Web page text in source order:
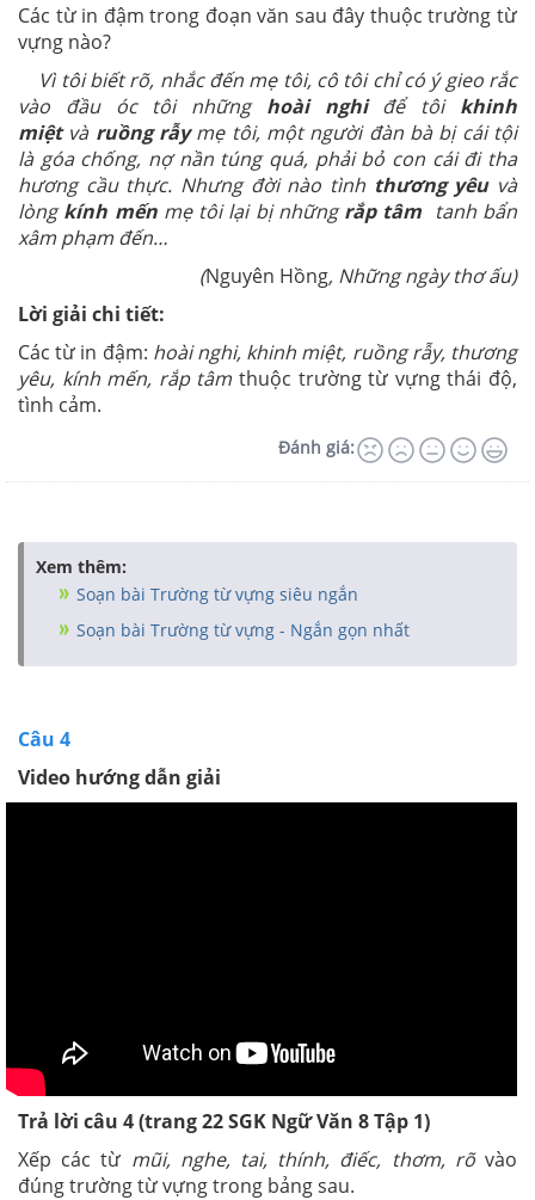
Các từ in đậm trong đoạn văn sau đây thuộc trường từ
vựng nào?
Vì tôi biết rõ, nhắc đến mẹ tôi, cô tôi chỉ có ý gieo rắc
vào đầu óc tôi những hoài nghiđể tôi khinh
miệtvà ruồng rẫymẹ tôi, một người đàn bà bị cái tội
là góa chống, nợ nần túng quá, phải bỏ con cái đi tha
hương cầu thực. Nhưng đời nào tình thương yêuvà
lòngkính mếnmẹ tôi lại bị nhữngrắp tâm tanh bẩn
xâm phạm đến…
(Nguyên Hồng, Những ngày thơ ấu)
Lời giải chi tiết:
Các từ in đậm: hoài nghi, khinh miệt, ruồng rẫy, thương
yêu, kính mến, rắp tâm thuộc trường từ vựng thái độ,
tình cảm.
Đánh giá:
Xem thêm:
Soạn bài Trường từ vựng siêu ngắn
Soạn bài Trường từ vựng - Ngắn gọn nhất
Câu 4
Video hướng dẫn giải
Trả lời câu 4 (trang 22SGK Ngữ Văn 8 Tập 1)
Xếp các từ mũi, nghe, tai, thính, điếc, thơm, rõvào
đúng trường từ vựng trong bảng sau.